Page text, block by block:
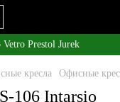
Vetro Prestol Jurek
кресла Офисные
106 Intarsio